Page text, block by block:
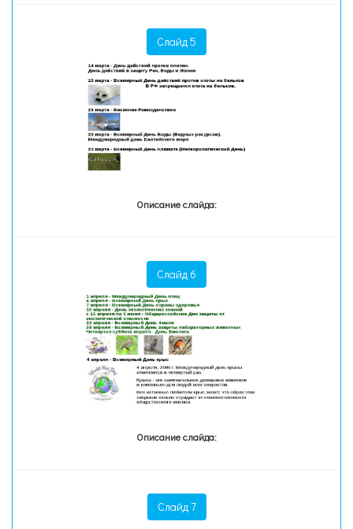
Слайд 5
Описание слайда:
Слайд 6
Описание слайда:
Слайд 7